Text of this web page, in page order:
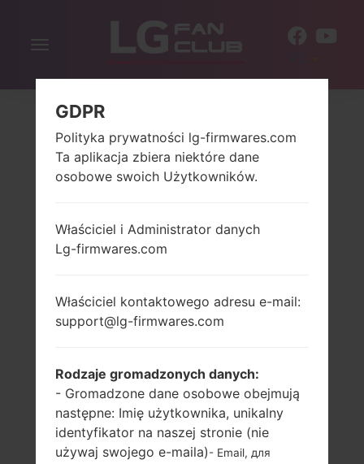
Włącz
LG H810 (LGH810) Z
SERII LG G4 LTE-A
GDPR
Polityka prywatności lg-firmwares.com
Ta aplikacja zbiera niektóre dane
osobowe swoich Użytkowników.
Właściciel i Administrator danych
Lg-firmwares.com
Właściciel kontaktowego adresu e-mail:
support@lg-firmwares.com
Rodzaje gromadzonych danych:
- Gromadzone dane osobowe obejmują
następne: Imię użytkownika, unikalny
identyfikator na naszej stronie (nie
używaj swojego e-maila)- Email, для